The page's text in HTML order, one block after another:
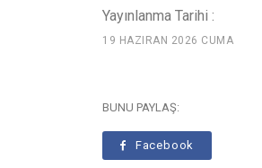
Yayınlanma Tarihi :
19 HAZIRAN 2026 CUMA
BUNU PAYLAŞ:
Facebook